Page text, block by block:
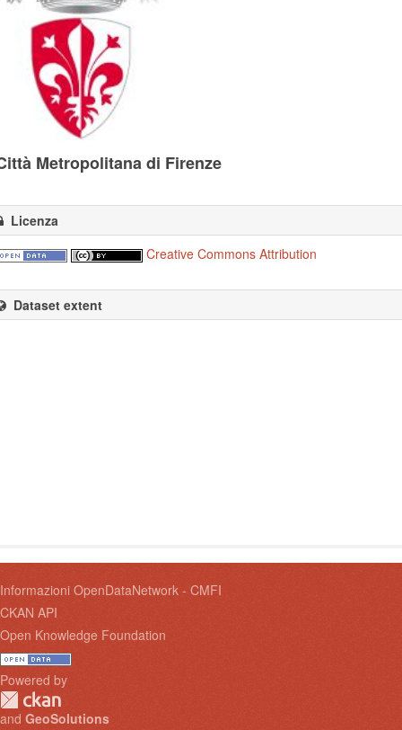
Metropolitana di Firenze
Licenza
Creative Commons Attribution
Dataset extent
Informazioni OpenDataNetwork - CMFI
CKAN API
Open Knowledge Foundation
Powered by
and GeoSolutions